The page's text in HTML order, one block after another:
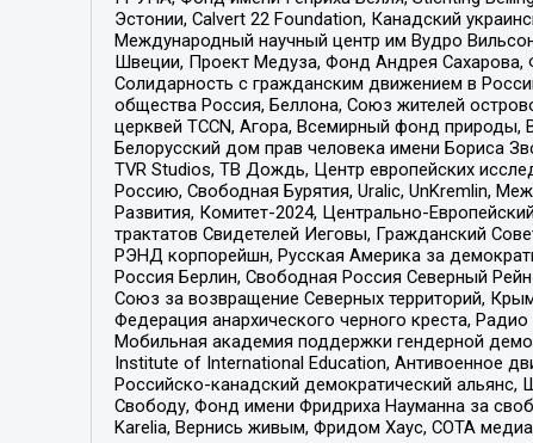
Эстонии, Calvert 22 Foundation, Канадский
Международный научный центр им Вудро
Швеции, Проект Медуза, Фонд Андрея Сахарова,
Солидарность с гражданским движением в
общества Россия, Беллона, Союз жителей
церквей TCCN, Агора, Всемирный фонд природы,
Белорусский дом прав человека имени Бориса
TVR Studios, ТВ Дождь, Центр европейских
Россию, Свободная Бурятия, Uralic, UnKremlin,
Развития, Комитет-2024, Центрально-
трактатов Свидетелей Иеговы, Гражданский
РЭНД корпорейшн, Русская Америка за
Россия Берлин, Свободная Россия Северный
Союз за возвращение Северных территорий,
Федерация анархического черного креста,
Мобильная академия поддержки гендерной
Institute of International Education, Антивоенное
Российско-канадский демократический
Свободу, Фонд имени Фридриха Науманна за
Karelia, Вернись живым, Фридом Хаус, СОТА